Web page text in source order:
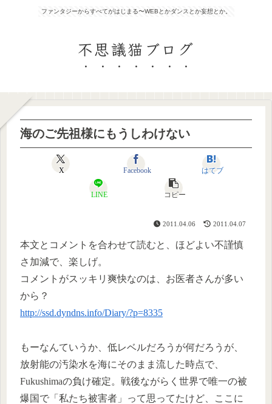
ファンタジーからすべてがはじまる〜WEBとかダンスとか妄想とか。
不思議猫ブログ
海のご先祖様にもうしわけない
X Facebook はてブ
LINE コピー
2011.04.06 2011.04.07
本文とコメントを合わせて読むと、ほどよい不謹慎
さ加減で、楽しげ。
コメントがスッキリ爽快なのは、お医者さんが多い
から？
http://ssd.dyndns.info/Diary/?p=8335
もーなんていうか、低レベルだろうが何だろうが、
放射能の汚染水を海にそのまま流した時点で、
Fukushimaの負け確定。戦後ながらく世界で唯一の被
爆国で「私たち被害者」って思ってたけど、ここに